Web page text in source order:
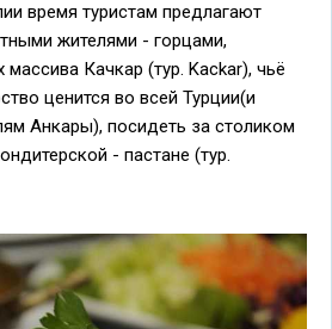
время туристам предлагают
жителями - горцами,
Качкар (тур. Kackar), чьё
ценится во всей Турции(и
Анкары), посидеть за столиком
- пастане (тур.